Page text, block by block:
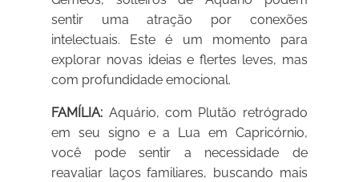
sentir uma atração por conexões
intelectuais. Este é um momento para
explorar novas ideias e flertes leves, mas
com profundidade emocional.
FAMÍLIA: Aquário, com Plutão retrógrado
em seu signo e a Lua em Capricórnio,
você pode sentir a necessidade de
reavaliar laços familiares, buscando mais